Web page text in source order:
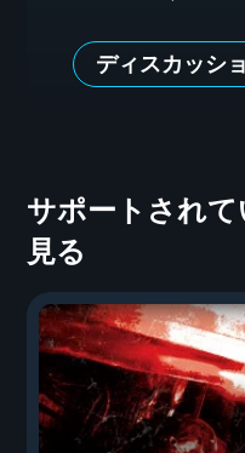
ディスカッシ
サポートされ
見る